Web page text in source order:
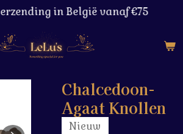
in België vanaf €75
Chalcedoon-
Agaat Knollen
Nieuw